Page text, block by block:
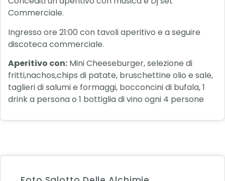
Commerciale.
Ingresso ore 21:00 con tavoli aperitivo e a seguire
discoteca commerciale.
Aperitivo con: Mini Cheeseburger, selezione di
fritti,nachos,chips di patate, bruschettine olio e sale,
taglieri di salumi e formaggi, bocconcini di bufala, 1
drink a persona o 1 bottiglia di vino ogni 4 persone